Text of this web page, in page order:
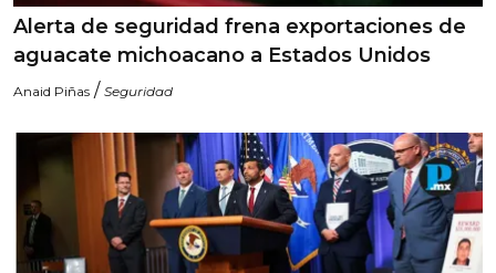
Alerta de seguridad frena exportaciones de
aguacate michoacano a Estados Unidos
Anaid Piñas / Seguridad